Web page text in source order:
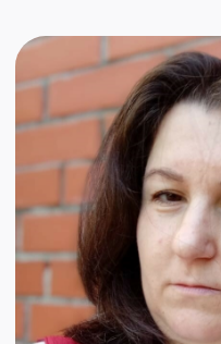
автор
Александра
Зимина